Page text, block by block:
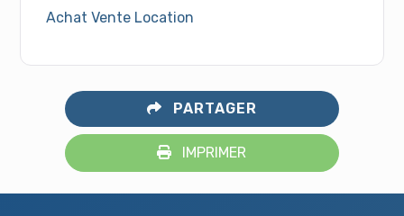
Achat Vente Location
PARTAGER
IMPRIMER